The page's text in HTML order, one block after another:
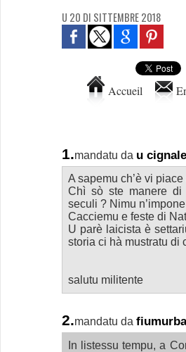
U 20 DI SITTEMBRE 2018
Accueil
1.mandatu da u cignale
A sapemu ch’è vi
Chì sò ste manere
seculi ? Nimu
Cacciemu e feste di
U parè laicista è
storia ci hà mustratu di
salutu militente
2.mandatu da
In listessu tempu, a